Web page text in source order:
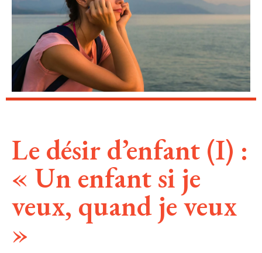
Le désir d’enfant (I) :
« Un enfant si je
veux, quand je veux
»